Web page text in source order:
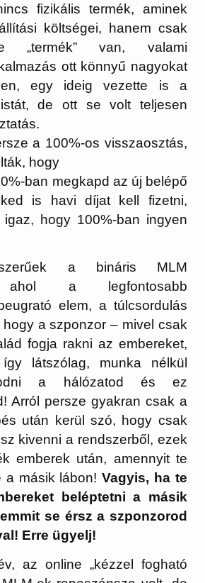
fizikális termék, aminek
költségei, hanem csak
„termék” van, valami
ott könnyű nagyokat
egy ideig vezette is a
de ott se volt teljesen
a 100%-os visszaosztás,
hogy
ban megkapd az új belépő
is havi díjat kell fizetni,
hogy 100%-ban ingyen
a bináris MLM
ahol a legfontosabb
elem, a túlcsordulás
a szponzor – mivel csak
fogja rakni az embereket,
látszólag, munka nélkül
a hálózatod és ez
Arról persze gyakran csak a
után kerül szó, hogy csak
kivenni a rendszerből, ezek
emberek után, amennyit te
a másik lábon!Vagyis, ha te
beléptetni a másik
se érsz a szponzorod
Erre ügyelj!
az online „kézzel fogható